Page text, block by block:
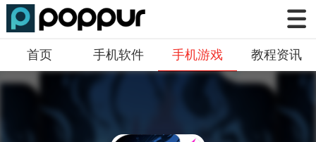
首页 手机软件 手机游戏 教程资讯